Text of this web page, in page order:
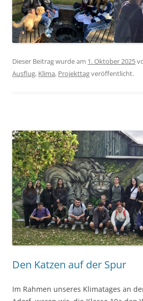
Dieser Beitrag wurde am 1. Oktober 2025
Ausflug, Klima, Projekttagveröffentlicht.
Den Katzen auf der Spur
Im Rahmen unseres Klimatages an